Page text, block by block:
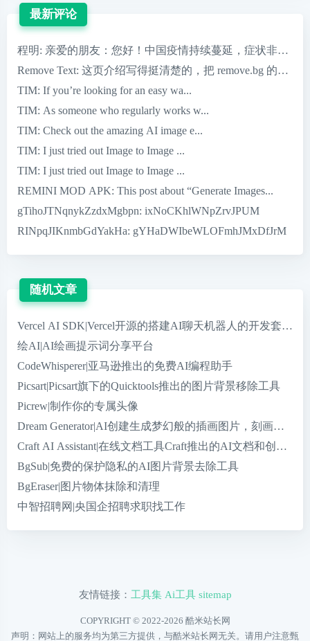
最新评论
程明: 亲爱的朋友：您好！中国疫情持续蔓延，症状非常严
Remove Text: 这页介绍写得挺清楚的，把 remove.bg 的核心
TIM: If you’re looking for an easy wa...
TIM: As someone who regularly works w...
TIM: Check out the amazing AI image e...
TIM: I just tried out Image to Image ...
TIM: I just tried out Image to Image ...
REMINI MOD APK: This post about “Generate Images...
gTihoJTNqnykZzdxMgbpn: ixNoCKhlWNpZrvJPUM
RINpqJIKnmbGdYakHa: gYHaDWIbeWLOFmhJMxDfJrM
随机文章
Vercel AI SDK|Vercel开源的搭建AI聊天机器人的开发套件，
绘AI|AI绘画提示词分享平台
CodeWhisperer|亚马逊推出的免费AI编程助手
Picsart|Picsart旗下的Quicktools推出的图片背景移除工具
Picrew|制作你的专属头像
Dream Generator|AI创建生成梦幻般的插画图片，刻画你的梦
Craft AI Assistant|在线文档工具Craft推出的AI文档和创作助手
BgSub|免费的保护隐私的AI图片背景去除工具
BgEraser|图片物体抹除和清理
中智招聘网|央国企招聘求职找工作
友情链接： 工具集 Ai工具 sitemap
COPYRIGHT © 2022-2026 酷米站长网
声明：网站上的服务均为第三方提供，与酷米站长网无关。请用户注意甄